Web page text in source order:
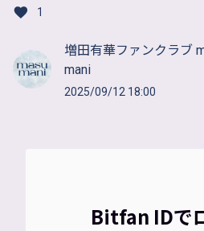
1
増田有華ファンクラブ
mani
2025/09/12 18:00
Bitfan IDで